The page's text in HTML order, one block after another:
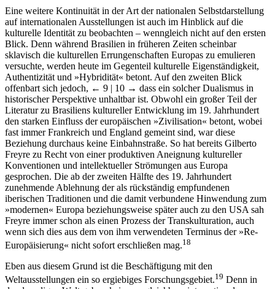
Eine weitere Kontinuität in der Art der nationalen Selbstdarstellung
auf internationalen Ausstellungen ist auch im Hinblick auf die
kulturelle Identität zu beobachten – wenngleich nicht auf den ersten
Blick. Denn während Brasilien in früheren Zeiten scheinbar
sklavisch die kulturellen Errungenschaften Europas zu emulieren
versuchte, werden heute im Gegenteil kulturelle Eigenständigkeit,
Authentizität und »Hybridität« betont. Auf den zweiten Blick
offenbart sich jedoch, ← 9 | 10 → dass ein solcher Dualismus in
historischer Perspektive unhaltbar ist. Obwohl ein großer Teil der
Literatur zu Brasiliens kultureller Entwicklung im 19. Jahrhundert
den starken Einfluss der europäischen »Zivilisation« betont, wobei
fast immer Frankreich und England gemeint sind, war diese
Beziehung durchaus keine Einbahnstraße. So hat bereits Gilberto
Freyre zu Recht von einer produktiven Aneignung kultureller
Konventionen und intellektueller Strömungen aus Europa
gesprochen. Die ab der zweiten Hälfte des 19. Jahrhundert
zunehmende Ablehnung der als rückständig empfundenen
iberischen Traditionen und die damit verbundene Hinwendung zum
»modernen« Europa beziehungsweise später auch zu den USA sah
Freyre immer schon als einen Prozess der Transkulturation, auch
wenn sich dies aus dem von ihm verwendeten Terminus der »Re-
Europäisierung« nicht sofort erschließen mag.18
Eben aus diesem Grund ist die Beschäftigung mit den
Weltausstellungen ein so ergiebiges Forschungsgebiet.19 Denn in